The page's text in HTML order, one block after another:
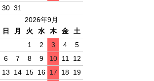
30 31
2026年9月
日
月 火 水 木 金
土
1
2 3 4
5
6
7 8 9 10 11
12
13
14 15 16 17 18 19